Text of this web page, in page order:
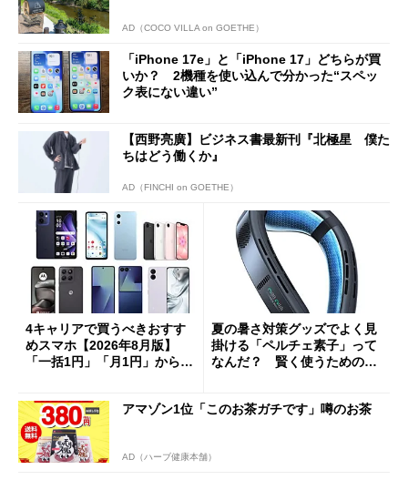
AD（COCO VILLA on GOETHE）
「iPhone 17e」と「iPhone 17」どちらが買
いか？ 2機種を使い込んで分かった“スペッ
ク表にない違い”
【西野亮廣】ビジネス書最新刊『北極星 僕た
ちはどう働くか』
AD（FINCHI on GOETHE）
4キャリアで買うべきおすす
めスマホ【2026年8月版】
「一括1円」「月1円」からお
夏の暑さ対策グッズでよく見
掛ける「ペルチェ素子」って
なんだ？ 賢く使うための注
アマゾン1位「このお茶ガチです」噂のお茶
AD（ハーブ健康本舗）